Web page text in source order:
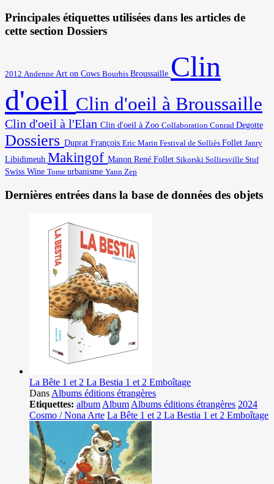
Principales étiquettes utilisées dans les articles de
cette section Dossiers
2012 Andenne Art on Cows Bourhis Broussaille Clin
d'oeil Clin d'oeil à Broussaille
Clin d'oeil à l'Elan Clin d'oeil à Zoo Collaboration Conrad Degotte
Dossiers Duprat François Eric Marin Festival de Solliès Follet Janry
Libidimeuh Makingof Manon René Follet Sikorski Solliesville Stuf
Swiss Wine Tome urbanisme Yann Zep
Dernières entrées dans la base de données des objets
La Bête 1 et 2 La Bestia 1 et 2 Emboîtage
Dans Albums éditions étrangères
Etiquettes: album Album Albums éditions étrangères 2024
Cosmo / Nona Arte La Bête 1 et 2 La Bestia 1 et 2 Emboîtage